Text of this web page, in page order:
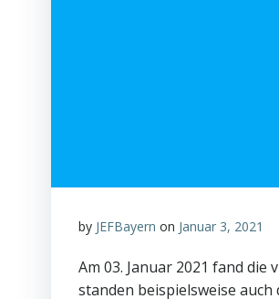
by JEFBayern on Januar 3, 2021
Am 03. Januar 2021 fand
standen beispielsweise